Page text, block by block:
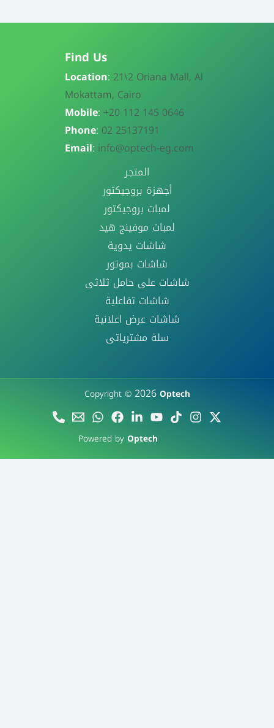
Find Us
Location: 21\2 Oriana Mall, Al
Mokattam, Cairo
Mobile: +20 112 145 0646
Phone: 02 25137191
Email: info@optech-eg.com
المتجر
أجهزة بروجيكتور
لمبات بروجيكتور
لمبات موفينج هيد
شاشات يدوية
شاشات بموتور
شاشات على حامل ثلاثى
شاشات تفاعلية
شاشات عرض اعلانية
سلة مشترياتى
Copyright ©2026Optech
Powered byOptech